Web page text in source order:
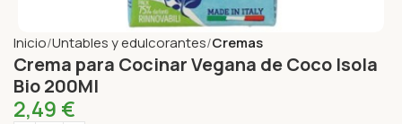
Inicio Untables y edulcorantes Cremas
Crema para Cocinar Vegana de Coco Isola
Bio 200Ml
2,49 €